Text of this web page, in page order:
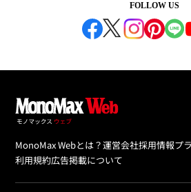
FOLLOW US
MonoMax Webとは？運営会社採用情報プ
利用規約広告掲載について